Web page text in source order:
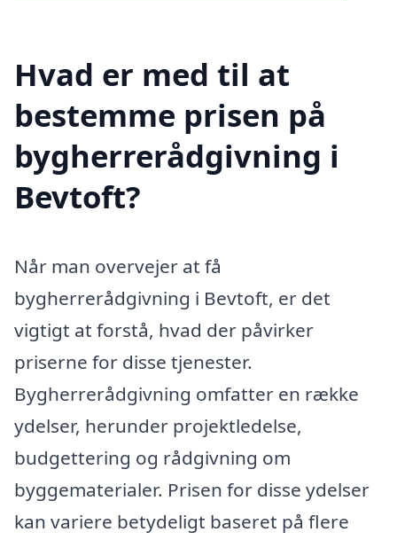
Hvad er med til at
bestemme prisen på
bygherrerådgivning i
Bevtoft?
Når man overvejer at få
bygherrerådgivning i Bevtoft, er det
vigtigt at forstå, hvad der påvirker
priserne for disse tjenester.
Bygherrerådgivning omfatter en række
ydelser, herunder projektledelse,
budgettering og rådgivning om
byggematerialer. Prisen for disse ydelser
kan variere betydeligt baseret på flere